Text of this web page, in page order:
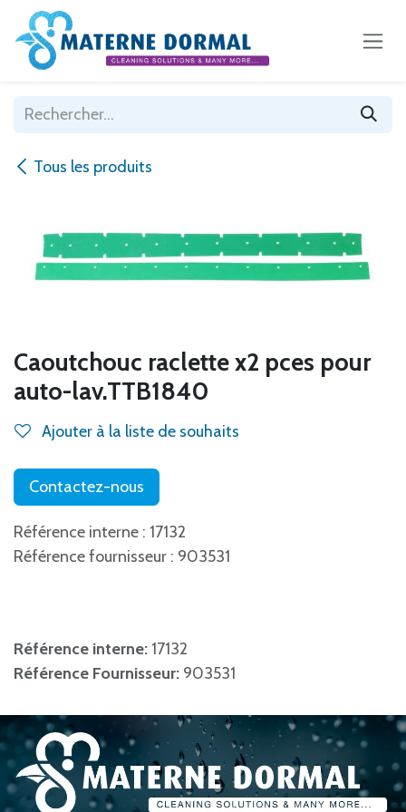
Se rendre au contenu
Tous les produits
Caoutchouc raclette x2 pces pour
auto-lav.TTB1840
Ajouter à la liste de souhaits
Contactez-nous
Référence interne : 17132
Référence fournisseur : 903531
Référence interne: 17132
Référence Fournisseur: 903531